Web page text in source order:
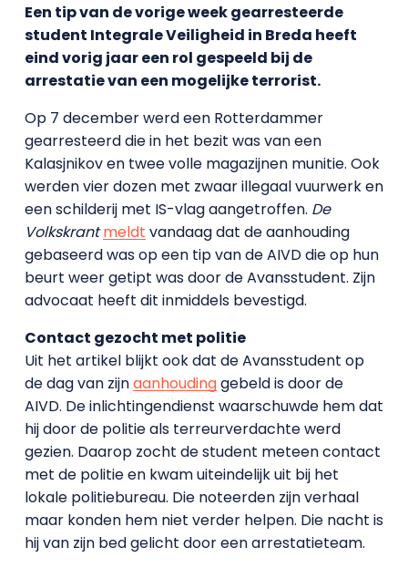
Een tip van de vorige week gearresteerde
student Integrale Veiligheid in Breda heeft
eind vorig jaar een rol gespeeld bij de
arrestatie van een mogelijke terrorist.
Op 7 december werd een Rotterdammer
gearresteerd die in het bezit was van een
Kalasjnikov en twee volle magazijnen munitie. Ook
werden vier dozen met zwaar illegaal vuurwerk en
een schilderij met IS-vlag aangetroffen. De
Volkskrant meldt vandaag dat de aanhouding
gebaseerd was op een tip van de AIVD die op hun
beurt weer getipt was door de Avansstudent. Zijn
advocaat heeft dit inmiddels bevestigd.
Contact gezocht met politie
Uit het artikel blijkt ook dat de Avansstudent op
de dag van zijnaanhoudinggebeld is door de
AIVD. De inlichtingendienst waarschuwde hem dat
hij door de politie als terreurverdachte werd
gezien. Daarop zocht de student meteen contact
met de politie en kwam uiteindelijk uit bij het
lokale politiebureau. Die noteerden zijn verhaal
maar konden hem niet verder helpen. Die nacht is
hij van zijn bed gelicht door een arrestatieteam.